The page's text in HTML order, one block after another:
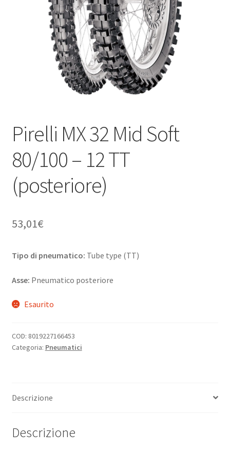
Pirelli MX 32 Mid Soft
80/100 – 12 TT
(posteriore)
53,01€
Tipo di pneumatico: Tube type (TT)
Asse: Pneumatico posteriore
Esaurito
COD: 8019227166453
Categoria: Pneumatici
Descrizione
Descrizione